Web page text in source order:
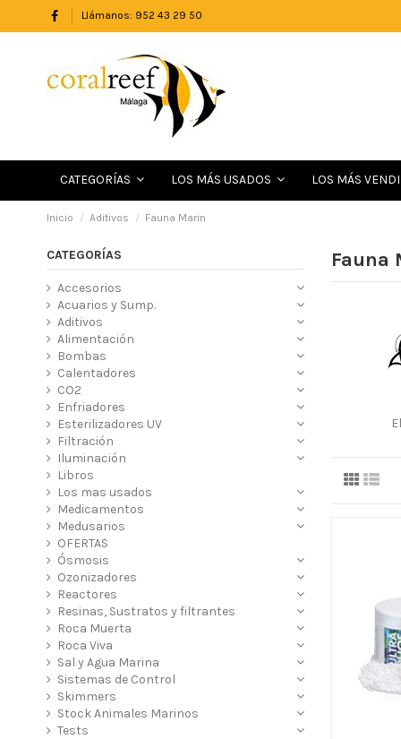
Llámanos: 952 43 29 50
CATEGORÍAS LOS MÁS USADOS LOS MÁS
Inicio Aditivos Fauna Marin
Fauna
CATEGORÍAS
Accesorios
Acuarios y Sump.
Aditivos
Alimentación
Bombas
Calentadores
CO2
Enfriadores
Esterilizadores UV
Filtración
Iluminación
Libros
Los mas usados
Medicamentos
Medusarios
OFERTAS
Ósmosis
Ozonizadores
Reactores
Resinas, Sustratos y filtrantes
Roca Muerta
Roca Viva
Sal y Agua Marina
Sistemas de Control
Skimmers
Stock Animales Marinos
Tests